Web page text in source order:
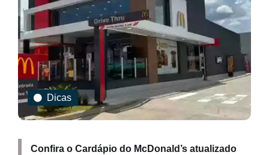
Dicas
Confira o Cardápio do McDonald’s atualizado